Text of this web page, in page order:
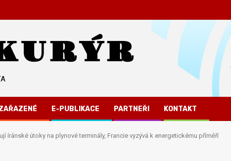
E-PUBLIKACE PARTNEŘI KONTAKT
íránské útoky na plynové terminály, Francie vyzývá k energetickému příměří